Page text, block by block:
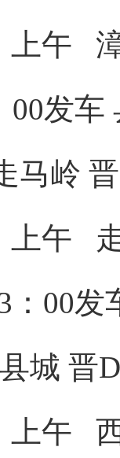
午 漳
发车
岭 晋
午 走
00发
晋
午 西